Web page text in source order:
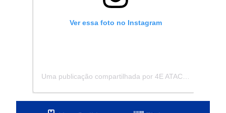
Ver essa foto no Instagram